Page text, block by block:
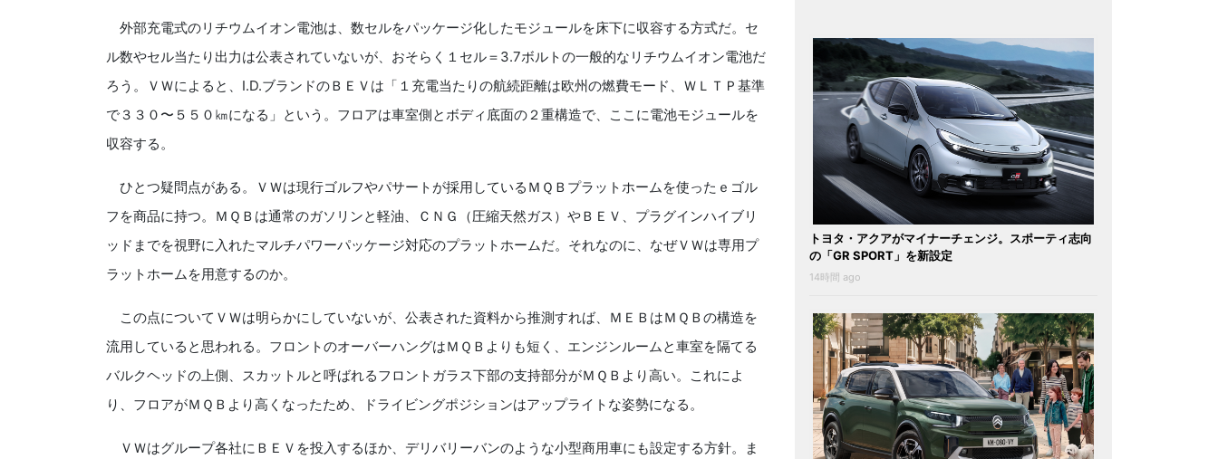
外部充電式のリチウムイオン電池は、数セルをパッケージ化したモジュールを床下に収容する方式だ。セ
ル数やセル当たり出力は公表されていないが、おそらく１セル＝3.7ボルトの一般的なリチウムイオン電池だ
ろう。ＶＷによると、I.‌D.ブランドのＢＥＶは「１充電当たりの航続距離は欧州の燃費モード、ＷＬＴＰ基準
で３３０〜５５０㎞になる」という。フロアは車室側とボディ底面の２重構造で、ここに電池モジュールを
収容する。
ひとつ疑問点がある。ＶＷは現行ゴルフやパサートが採用しているＭＱＢプラットホームを使ったｅゴル
フを商品に持つ。ＭＱＢは通常のガソリンと軽油、ＣＮＧ（圧縮天然ガス）やＢＥＶ、プラグインハイブリ
ッドまでを視野に入れたマルチパワーパッケージ対応のプラットホームだ。それなのに、なぜＶＷは専用プ
ラットホームを用意するのか。
この点についてＶＷは明らかにしていないが、公表された資料から推測すれば、ＭＥＢはＭＱＢの構造を
流用していると思われる。フロントのオーバーハングはＭＱＢよりも短く、エンジンルームと車室を隔てる
バルクヘッドの上側、スカットルと呼ばれるフロントガラス下部の支持部分がＭＱＢより高い。これによ
り、フロアがＭＱＢより高くなったため、ドライビングポジションはアップライトな姿勢になる。
ＶＷはグループ各社にＢＥＶを投入するほか、デリバリーバンのような小型商用車にも設定する方針。ま
トヨタ・アクアがマイナーチェンジ。スポーティ志向
の「GR SPORT」を新設定
14時間 ago